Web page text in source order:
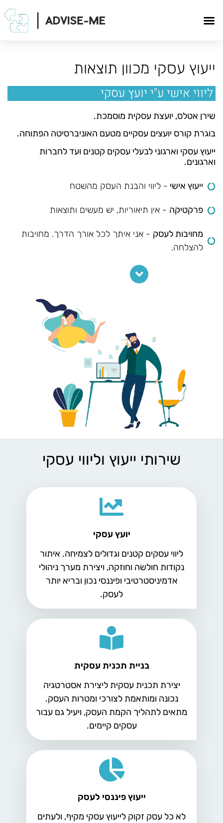
ייעוץ עסקי מכוון תוצאות
ליווי אישי ע"י יועץ עסקי
שירן אטלס, יועצת עסקית מוסמכת.
בוגרת קורס יועצים עסקיים מטעם האוניברסיטה הפתוחה.
ייעוץ עסקי וארגוני לבעלי עסקים קטנים ועד לחברות
וארגונים.
ייעוץ אישי - ליווי והבנת העסק מהשטח
פרקטיקה - אין תיאוריות, יש מעשים ותוצאות
מחויבות לעסק - אני איתך לכל אורך הדרך. מחויבות
להצלחה.
שירותי ייעוץ וליווי עסקי
יועץ עסקי
ליווי עסקים קטנים וגדולים לצמיחה. איתור
נקודות חולשה וחוזקה, ויצירת מערך ניהולי
אדמיניסטרטיבי ופיננסי נכון ובריא יותר
לעסק.
בניית תכנית עסקית
יצירת תכנית עסקית ליצירת אסטרטגיה
נכונה ומותאמת לצורכי ומטרות העסק.
מתאים לתהליך הקמת העסק, ויעיל גם עבור
עסקים קיימים.
ייעוץ פיננסי לעסק
לא כל עסק זקוק לייעוץ עסקי מקיף, ולעתים